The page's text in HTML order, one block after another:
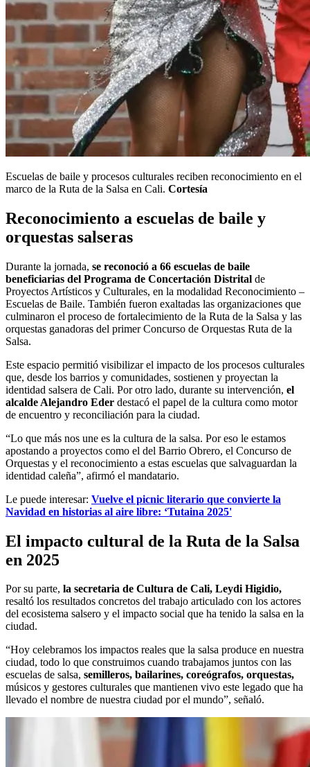
Escuelas de baile y procesos culturales reciben reconocimiento en el
marco de la Ruta de la Salsa en Cali. Cortesía
Reconocimiento a escuelas de baile y
orquestas salseras
Durante la jornada, se reconoció a 66 escuelas de baile
beneficiarias del Programa de Concertación Distrital de
Proyectos Artísticos y Culturales, en la modalidad Reconocimiento –
Escuelas de Baile. También fueron exaltadas las organizaciones que
culminaron el proceso de fortalecimiento de la Ruta de la Salsa y las
orquestas ganadoras del primer Concurso de Orquestas Ruta de la
Salsa.
Este espacio permitió visibilizar el impacto de los procesos culturales
que, desde los barrios y comunidades, sostienen y proyectan la
identidad salsera de Cali. Por otro lado, durante su intervención, el
alcalde Alejandro Eder destacó el papel de la cultura como motor
de encuentro y reconciliación para la ciudad.
“Lo que más nos une es la cultura de la salsa. Por eso le estamos
apostando a proyectos como el del Barrio Obrero, el Concurso de
Orquestas y el reconocimiento a estas escuelas que salvaguardan la
identidad caleña”, afirmó el mandatario.
Le puede interesar: Vuelve el picnic literario que convierte la
Navidad en historias al aire libre: ‘Tutaina 2025'
El impacto cultural de la Ruta de la Salsa
en 2025
Por su parte, la secretaria de Cultura de Cali, Leydi Higidio,
resaltó los resultados concretos del trabajo articulado con los actores
del ecosistema salsero y el impacto social que ha tenido la salsa en la
ciudad.
“Hoy celebramos los impactos reales que la salsa produce en nuestra
ciudad, todo lo que construimos cuando trabajamos juntos con las
escuelas de salsa, semilleros, bailarines, coreógrafos, orquestas,
músicos y gestores culturales que mantienen vivo este legado que ha
llevado el nombre de nuestra ciudad por el mundo”, señaló.